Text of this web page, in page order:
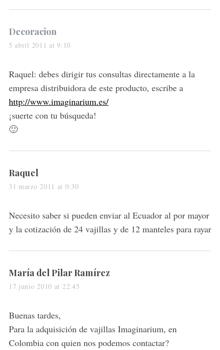
s
a
s
:
Decoracion
5 abril 2011 at 9:10
Raquel: debes dirigir tus consultas directamente a la
empresa distribuidora de este producto, escribe a
http://www.imaginarium.es/
¡suerte con tu búsqueda!
🙂
s
a
s
:
Raquel
31 marzo 2011 at 0:30
Necesito saber si pueden enviar al Ecuador al por mayor
y la cotización de 24 vajillas y de 12 manteles para rayar
s
a
s
:
María del Pilar Ramírez
17 junio 2010 at 22:45
Buenas tardes,
Para la adquisición de vajillas Imaginarium, en
Colombia con quien nos podemos contactar?